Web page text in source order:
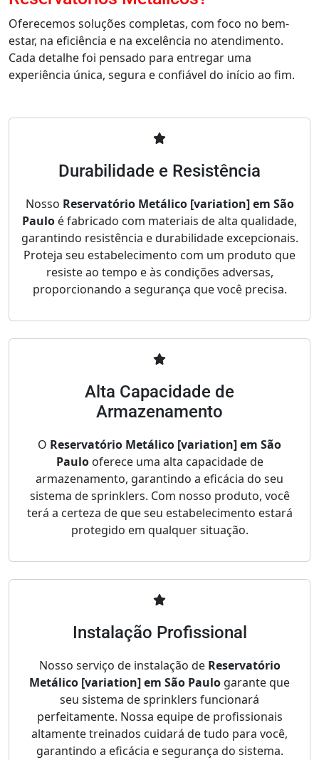
Oferecemos soluções completas, com foco no bem-
estar, na eficiência e na excelência no atendimento.
Cada detalhe foi pensado para entregar uma
experiência única, segura e confiável do início ao fim.
Durabilidade e Resistência
Nosso Reservatório Metálico [variation] em São
Paulo é fabricado com materiais de alta qualidade,
garantindo resistência e durabilidade excepcionais.
Proteja seu estabelecimento com um produto que
resiste ao tempo e às condições adversas,
proporcionando a segurança que você precisa.
Alta Capacidade de
Armazenamento
O Reservatório Metálico [variation] em São
Paulooferece uma alta capacidade de
armazenamento, garantindo a eficácia do seu
sistema de sprinklers. Com nosso produto, você
terá a certeza de que seu estabelecimento estará
protegido em qualquer situação.
Instalação Profissional
Nosso serviço de instalação de Reservatório
Metálico [variation] em São Paulo garante que
seu sistema de sprinklers funcionará
perfeitamente. Nossa equipe de profissionais
altamente treinados cuidará de tudo para você,
garantindo a eficácia e segurança do sistema.